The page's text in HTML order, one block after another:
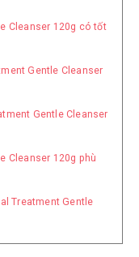
Cleanser 120g có tốt
Gentle Cleanser
Gentle Cleanser
Cleanser 120g phù
Treatment Gentle